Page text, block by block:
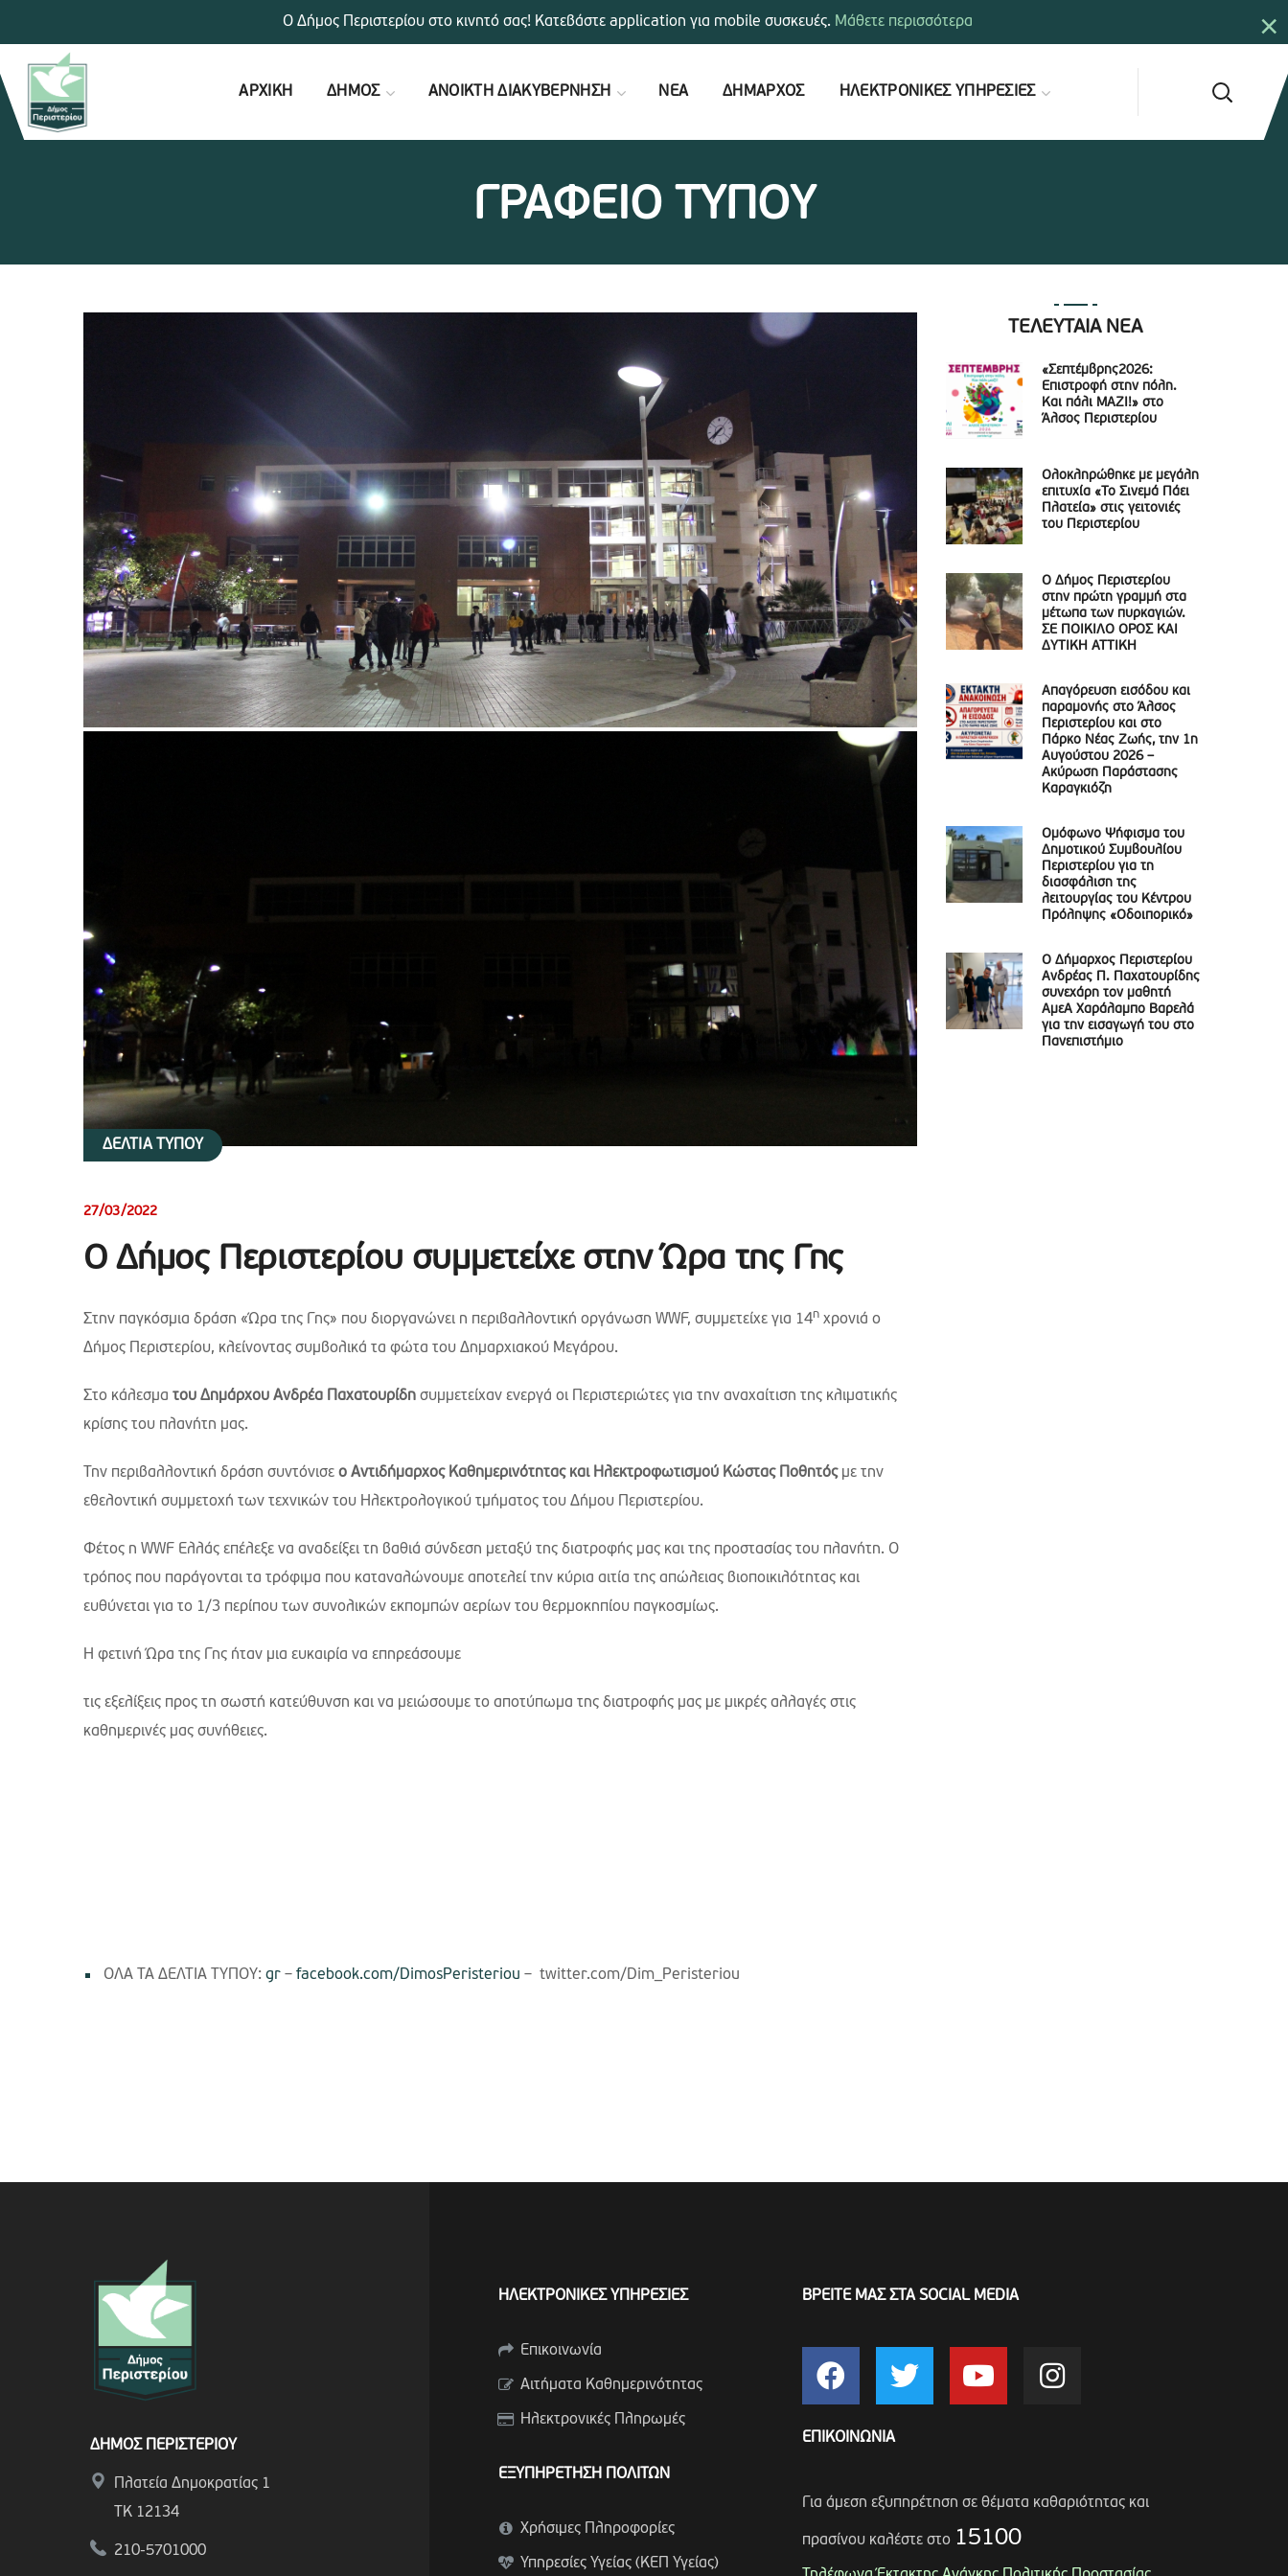
ΑΡΧΙΚΗ ΔΗΜΟΣ ΑΝΟΙΚΤΗ ΔΙΑΚΥΒΕΡΝΗΣΗ ΝΕΑ ΔΗΜΑΡΧΟΣ ΗΛΕΚΤΡΟΝΙΚΕΣ ΥΠΗΡΕΣΙΕΣ
ΓΡΑΦΕΙΟ ΤΥΠΟΥ
ΔΕΛΤΙΑ ΤΥΠΟΥ
27/03/2022
Ο Δήμος Περιστερίου συμμετείχε στην Ώρα της Γης
Στην παγκόσμια δράση «Ώρα της Γης» που διοργανώνει η περιβαλλοντική οργάνωση WWF, συμμετείχε για 14η χρονιά ο
Δήμος Περιστερίου, κλείνοντας συμβολικά τα φώτα του Δημαρχιακού Μεγάρου.
Στο κάλεσμα του Δημάρχου Ανδρέα Παχατουρίδη συμμετείχαν ενεργά οι Περιστεριώτες για την αναχαίτιση της κλιματικής
κρίσης του πλανήτη μας.
Την περιβαλλοντική δράση συντόνισε ο Αντιδήμαρχος Καθημερινότητας και Ηλεκτροφωτισμού Κώστας Ποθητόςμε την
εθελοντική συμμετοχή των τεχνικών του Ηλεκτρολογικού τμήματος του Δήμου Περιστερίου.
Φέτος η WWF Ελλάς επέλεξε να αναδείξει τη βαθιά σύνδεση μεταξύ της διατροφής μας και της προστασίας του πλανήτη. Ο
τρόπος που παράγονται τα τρόφιμα που καταναλώνουμε αποτελεί την κύρια αιτία της απώλειας βιοποικιλότητας και
ευθύνεται για το 1/3 περίπου των συνολικών εκπομπών αερίων του θερμοκηπίου παγκοσμίως.
Η φετινή Ώρα της Γης ήταν μια ευκαιρία να επηρεάσουμε
τις εξελίξεις προς τη σωστή κατεύθυνση και να μειώσουμε το αποτύπωμα της διατροφής μας με μικρές αλλαγές στις
καθημερινές μας συνήθειες.
ΟΛΑ ΤΑ ΔΕΛΤΙΑ ΤΥΠΟΥ: gr – facebook.com/DimosPeristeriou – twitter.com/Dim_Peristeriou
ΤΕΛΕΥΤΑΙΑ ΝΕΑ
«Σεπτέμβρης2026:
Επιστροφή στην πόλη.
Και πάλι ΜΑΖΙ!» στο
Άλσος Περιστερίου
Ολοκληρώθηκε με μεγάλη
επιτυχία «Το Σινεμά Πάει
Πλατεία» στις γειτονιές
του Περιστερίου
Ο Δήμος Περιστερίου
στην πρώτη γραμμή στα
μέτωπα των πυρκαγιών.
ΣΕ ΠΟΙΚΙΛΟ ΟΡΟΣ ΚΑΙ
ΔΥΤΙΚΗ ΑΤΤΙΚΗ
Απαγόρευση εισόδου και
παραμονής στο Άλσος
Περιστερίου και στο
Πάρκο Νέας Ζωής, την 1η
Αυγούστου 2026 –
Ακύρωση Παράστασης
Καραγκιόζη
Ομόφωνο Ψήφισμα του
Δημοτικού Συμβουλίου
Περιστερίου για τη
διασφάλιση της
λειτουργίας του Κέντρου
Πρόληψης «Οδοιπορικό»
Ο Δήμαρχος Περιστερίου
Ανδρέας Π. Παχατουρίδης
συνεχάρη τον μαθητή
ΑμεΑ Χαράλαμπο Βαρελά
για την εισαγωγή του στο
Πανεπιστήμιο
ΔΗΜΟΣ ΠΕΡΙΣΤΕΡΙΟΥ
Πλατεία Δημοκρατίας 1
ΤΚ 12134
210-5701000
ΗΛΕΚΤΡΟΝΙΚΕΣ ΥΠΗΡΕΣΙΕΣ
Επικοινωνία
Αιτήματα Καθημερινότητας
Ηλεκτρονικές Πληρωμές
ΕΞΥΠΗΡΕΤΗΣΗ ΠΟΛΙΤΩΝ
Χρήσιμες Πληροφορίες
Υπηρεσίες Υγείας (ΚΕΠ Υγείας)
ΒΡΕΙΤΕ ΜΑΣ ΣΤΑ SOCIAL MEDIA
ΕΠΙΚΟΙΝΩΝΙΑ
Για άμεση εξυπηρέτηση σε θέματα καθαριότητας και
πρασίνου καλέστε στο 15100
×
Ο Δήμος Περιστερίου στο κινητό σας! Κατεβάστε application για mobile συσκευές. Μάθετε περισσότερα